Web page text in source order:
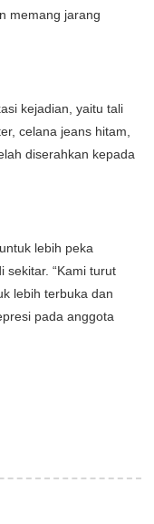
memang jarang
kejadian, yaitu tali
celana jeans hitam,
diserahkan kepada
lebih peka
sekitar. “Kami turut
lebih terbuka dan
pada anggota